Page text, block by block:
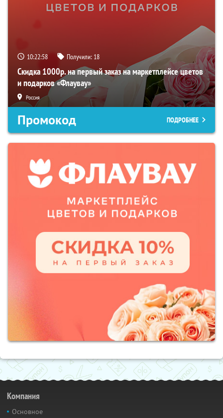
10:22:57 Получили: 18
Скидка 1000р. на первый заказ на маркетплейсе цветов
и подарков «Флаувау»
Россия
Промокод ПОДРОБНЕЕ
Компания
Основное